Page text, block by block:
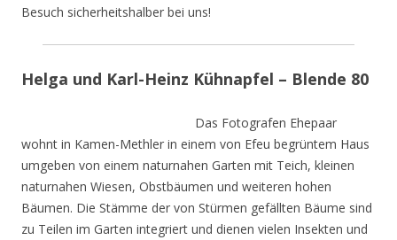
Besuch sicherheitshalber bei uns!
Helga und Karl-Heinz Kühnapfel – Blende 80
Das Fotografen Ehepaar
wohnt in Kamen-Methler in einem von Efeu begrüntem Haus
umgeben von einem naturnahen Garten mit Teich, kleinen
naturnahen Wiesen, Obstbäumen und weiteren hohen
Bäumen. Die Stämme der von Stürmen gefällten Bäume sind
zu Teilen im Garten integriert und dienen vielen Insekten und